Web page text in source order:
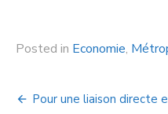
Posted in Economie,
Pour une liaison directe